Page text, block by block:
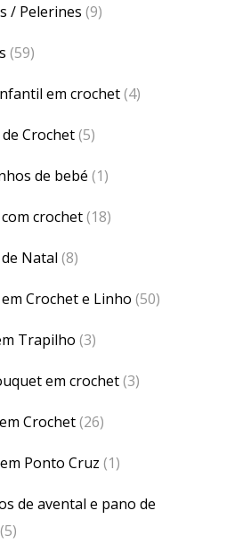
/ Pelerines (9)
(59)
em crochet(4)
de Crochet(5)
de bebé (1)
crochet(18)
Natal (8)
Crochet e Linho (50)
Trapilho (3)
em crochet(3)
Crochet(26)
Ponto Cruz (1)
de avental e pano de
(5)